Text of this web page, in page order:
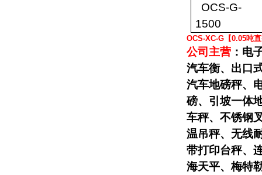
OCS-G-
1500
OCS-XC-G【0.05吨
公司主营 ：电
汽车衡、出口
汽车地磅秤、
磅、引坡一体
车秤、不锈钢
温吊秤、无线
带打印台秤、
海天平、梅特